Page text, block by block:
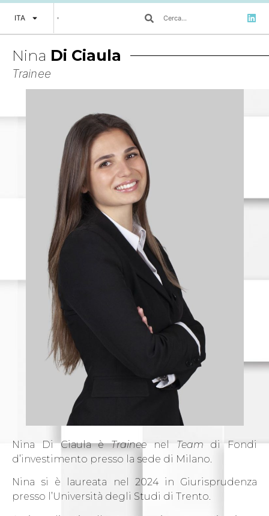
ITA
Nina Di Ciaula
Trainee
Nina Di Ciaula èTrainee nel Team di Fondi
d’investimento presso la sede di Milano.
Nina si è laureata nel 2024 in Giurisprudenza
presso l’Università degli Studi di Trento.